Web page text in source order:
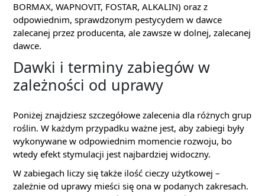
BORMAX, WAPNOVIT, FOSTAR, ALKALIN) oraz z
odpowiednim, sprawdzonym pestycydem w dawce
zalecanej przez producenta, ale zawsze w dolnej, zalecanej
dawce.
Dawki i terminy zabiegów w
zależności od uprawy
Poniżej znajdziesz szczegółowe zalecenia dla różnych grup
roślin. W każdym przypadku ważne jest, aby zabiegi były
wykonywane w odpowiednim momencie rozwoju, bo
wtedy efekt stymulacji jest najbardziej widoczny.
W zabiegach liczy się także ilość cieczy użytkowej –
zależnie od uprawy mieści się ona w podanych zakresach.